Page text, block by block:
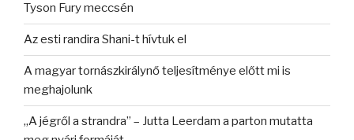
Tyson Fury meccsén
Az esti randira Shani-t hívtuk el
A magyar tornászkirálynő teljesítménye előtt mi is
meghajolunk
„A jégről a strandra” – Jutta Leerdam a parton mutatta